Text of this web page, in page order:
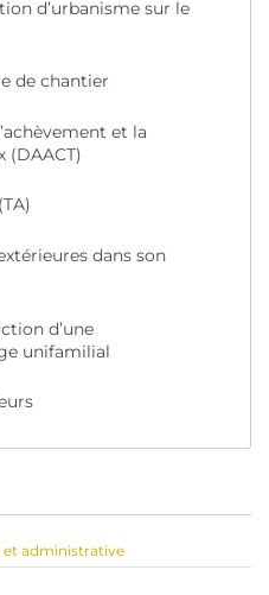
d’urbanisme sur le
de chantier
et la
(DAACT)
dans son
d’une
unifamilial
et administrative